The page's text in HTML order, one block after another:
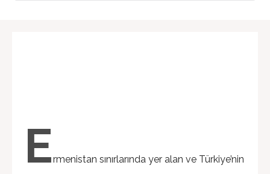
Ermenistan sınırlarında yer alan ve Türkiye’nin